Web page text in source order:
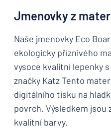
Jmenovky z
Naše jmenovky Eco
ekologicky příznivého
vysoce kvalitní lepenky
značky Katz Tento
digitálního tisku na
povrch. Výsledkem jsou
kvalitní barvy.